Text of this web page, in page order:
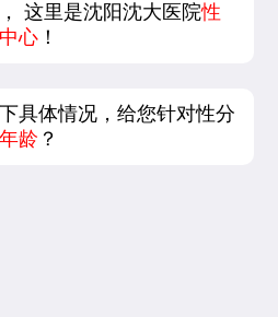
这里是沈阳沈大医院性
心 ！
具体情况，给您针对性分
龄 ？